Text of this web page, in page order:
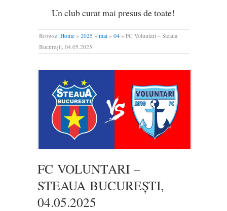
Un club curat mai presus de toate!
Browse: Home » 2025 » mai » 04 » FC Voluntari – Steaua
București, 04.05.2025
FC VOLUNTARI –
STEAUA BUCUREȘTI,
04.05.2025